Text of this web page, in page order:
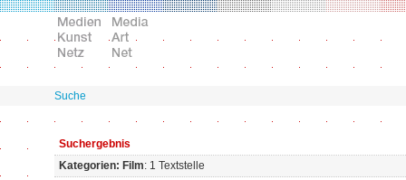
Suche
Suchergebnis
Kategorien: Film: 1 Textstelle